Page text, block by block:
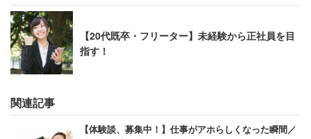
【20代既卒・フリーター】未経験から正社員を目
指す！
関連記事
【体験談、募集中！】仕事がアホらしくなった瞬間／